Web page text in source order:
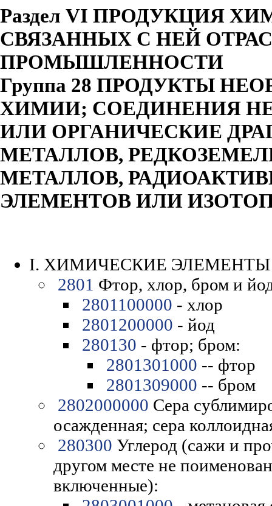
Раздел VI ПРОДУКЦИЯ
СВЯЗАННЫХ С НЕЙ
ПРОМЫШЛЕННОСТИ
Группа 28 ПРОДУКТЫ
ХИМИИ; СОЕДИНЕНИЯ
ИЛИ ОРГАНИЧЕСКИЕ
МЕТАЛЛОВ,
МЕТАЛЛОВ,
ЭЛЕМЕНТОВ ИЛИ
I. ХИМИЧЕСКИЕ ЭЛЕМЕНТЫ
2801 Фтор, хлор, бром и
2801100000 - хлор
2801200000 - йод
280130 - фтор; бром:
2801301000 -- фтор
2801309000 -- бром
2802000000 Сера
осажденная; сера
280300 Углерод (сажи и
другом месте не
включенные):